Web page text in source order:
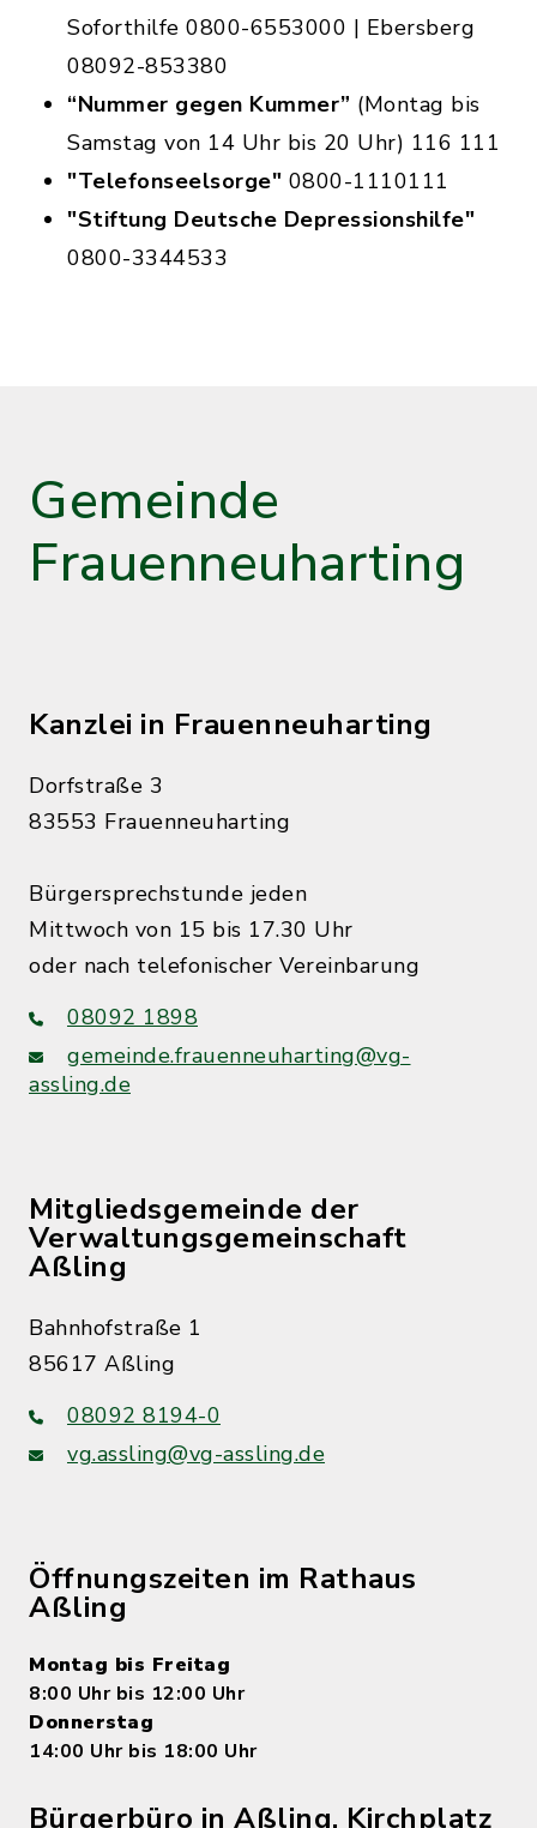
Soforthilfe 0800-6553000 | Ebersberg
08092-853380
“Nummer gegen Kummer” (Montag bis
Samstag von 14 Uhr bis 20 Uhr) 116 111
"Telefonseelsorge" 0800-1110111
"Stiftung Deutsche Depressionshilfe"
0800-3344533
Gemeinde
Frauenneuharting
Kanzlei in Frauenneuharting
Dorfstraße 3
83553 Frauenneuharting
Bürgersprechstunde jeden
Mittwoch von 15 bis 17.30 Uhr
oder nach telefonischer Vereinbarung
08092 1898
gemeinde.frauenneuharting@vg-
assling.de
Mitgliedsgemeinde der
Verwaltungsgemeinschaft
Aßling
Bahnhofstraße 1
85617 Aßling
08092 8194-0
vg.assling@vg-assling.de
Öffnungszeiten im Rathaus
Aßling
Montag bis Freitag
8:00 Uhr bis 12:00 Uhr
Donnerstag
14:00 Uhr bis 18:00 Uhr
Bürgerbüro in Aßling, Kirchplatz